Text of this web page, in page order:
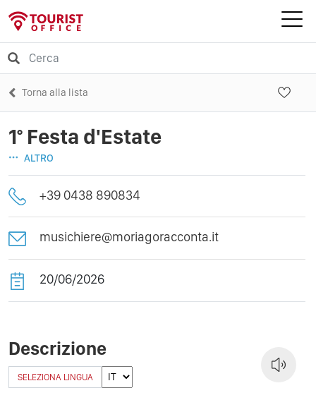
Torna alla lista
1° Festa d'Estate
ALTRO
+39 0438 890834
musichiere@moriagoracconta.it
20/06/2026
Descrizione
SELEZIONA LINGUA